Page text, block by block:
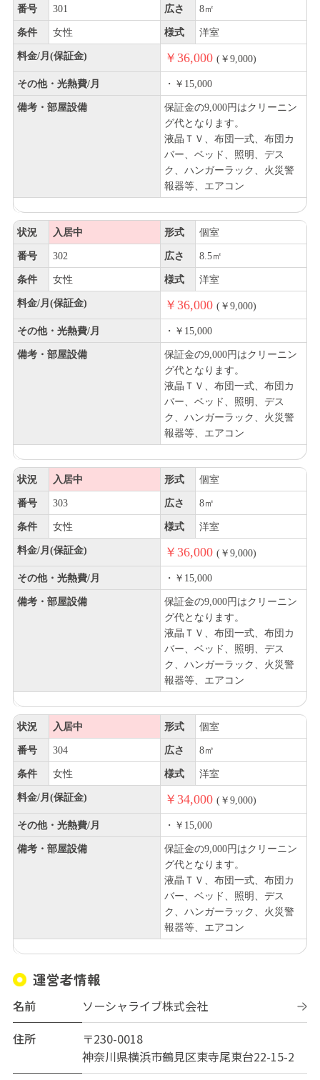
番号 301 広さ 8㎡
条件 女性 様式 洋室
料金/月(保証金) ￥36,000 (￥9,000)
その他・光熱費/月 ・￥15,000
備考・部屋設備
保証金の9,000円はクリーニン
グ代となります。
液晶ＴＶ、布団一式、布団カ
バー、ベッド、照明、デス
ク、ハンガーラック、火災警
報器等、エアコン
状況 入居中 形式 個室
番号 302 広さ 8.5㎡
条件 女性 様式 洋室
料金/月(保証金) ￥36,000 (￥9,000)
その他・光熱費/月 ・￥15,000
備考・部屋設備
保証金の9,000円はクリーニン
グ代となります。
液晶ＴＶ、布団一式、布団カ
バー、ベッド、照明、デス
ク、ハンガーラック、火災警
報器等、エアコン
状況 入居中 形式 個室
番号 303 広さ 8㎡
条件 女性 様式 洋室
料金/月(保証金) ￥36,000 (￥9,000)
その他・光熱費/月 ・￥15,000
備考・部屋設備
保証金の9,000円はクリーニン
グ代となります。
液晶ＴＶ、布団一式、布団カ
バー、ベッド、照明、デス
ク、ハンガーラック、火災警
報器等、エアコン
状況 入居中 形式 個室
番号 304 広さ 8㎡
条件 女性 様式 洋室
料金/月(保証金) ￥34,000 (￥9,000)
その他・光熱費/月 ・￥15,000
備考・部屋設備
保証金の9,000円はクリーニン
グ代となります。
液晶ＴＶ、布団一式、布団カ
バー、ベッド、照明、デス
ク、ハンガーラック、火災警
報器等、エアコン
運営者情報
名前
ソーシャライブ株式会社
住所
〒230-0018
神奈川県横浜市鶴見区東寺尾東台22-15-2